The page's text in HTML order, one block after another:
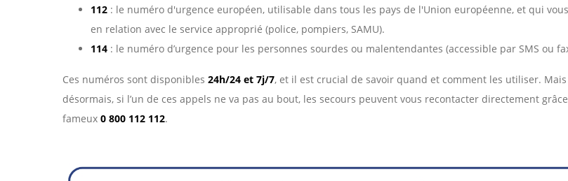
112 : le numéro d'urgence européen, utilisable dans tous les pays de l'Union européenne, et qui
en relation avec le service approprié (police, pompiers, SAMU).
114 : le numéro d’urgence pour les personnes sourdes ou malentendantes (accessible par SMS ou
Ces numéros sont disponibles 24h/24 et 7j/7, et il est crucial de savoir quand et comment les utiliser. Mais
désormais, si l’un de ces appels ne va pas au bout, les secours peuvent vous recontacter directement
fameux 0 800 112 112.